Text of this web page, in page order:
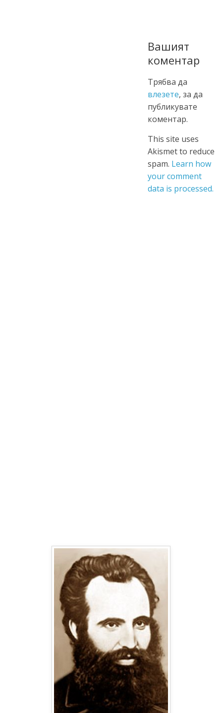
Вашият
коментар
Трябва да
влезете, за да
публикувате
коментар.
This site uses
Akismet to reduce
spam. Learn how
your comment
data is processed.